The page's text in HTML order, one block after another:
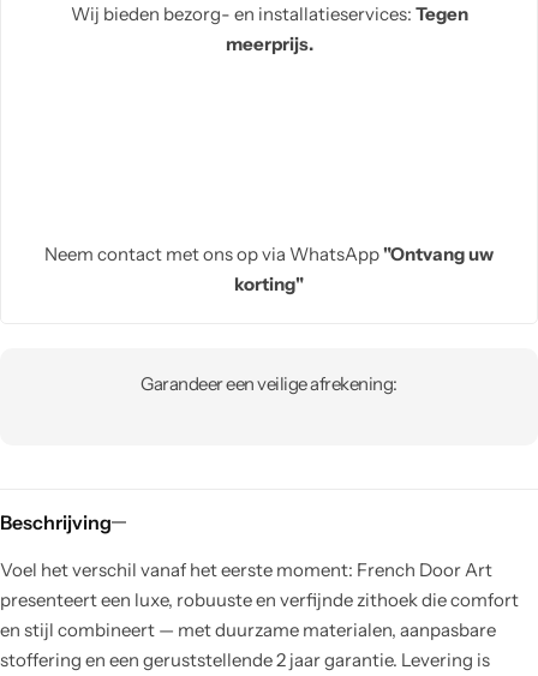
Wij bieden bezorg- en installatieservices: Tegen
meerprijs.
Neem contact met ons op via WhatsApp"Ontvang uw
korting"
Garandeer een veilige afrekening:
Beschrijving
Voel het verschil vanaf het eerste moment: French Door Art
presenteert een luxe, robuuste en verfijnde zithoek die comfort
en stijl combineert — met duurzame materialen, aanpasbare
stoffering en een geruststellende 2 jaar garantie. Levering is